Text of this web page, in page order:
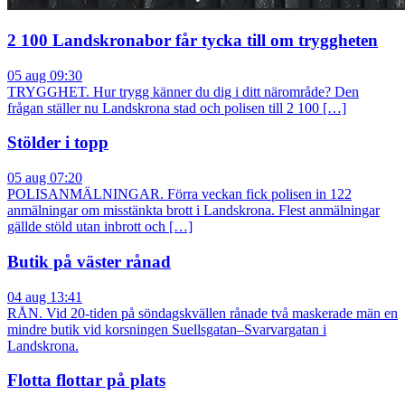
2 100 Landskronabor får tycka till om tryggheten
05 aug 09:30
TRYGGHET. Hur trygg känner du dig i ditt närområde? Den
frågan ställer nu Landskrona stad och polisen till 2 100 […]
Stölder i topp
05 aug 07:20
POLISANMÄLNINGAR. Förra veckan fick polisen in 122
anmälningar om misstänkta brott i Landskrona. Flest anmälningar
gällde stöld utan inbrott och […]
Butik på väster rånad
04 aug 13:41
RÅN. Vid 20-tiden på söndagskvällen rånade två maskerade män en
mindre butik vid korsningen Suellsgatan–Svarvargatan i
Landskrona.
Flotta flottar på plats